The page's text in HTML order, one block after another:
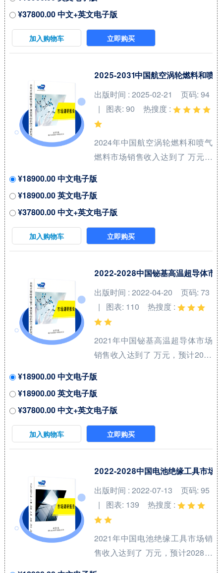
来看，中国市场在过去几年变化
较快，2022年市场规模为 百万美
元，约占全球的 %，预计2029年
将达到 %。 全球水电解制氢催化
Production from Water
Electrolysis）核心厂商包括田中
贵金属集团和庄信万丰等，前两
大厂商占有全球大约7...
¥37800.00 中文+英文电子版
加入购物车 立即购买
2025-2031中国航空涡轮燃料和喷
出版时间 : 2025-02-21
页码: 94
| 图表: 90
热搜度 :
2024年中国航空涡轮燃料和喷气
燃料市场销售收入达到了 万元，
2025-2031期间年复合增长率
(CAGR)为 %。本研究项目旨在梳
理航空涡轮燃料和喷气燃料领域
产品系列，洞悉行业特点、市场
存量空间及增量空间，并结合市
喷气燃料领域内各类竞争者所处
Jet Fuel）和涡轮燃料（Turbine
Fuels）是用于飞机发动机的高性
能燃料，广泛应用于民用和军用
航空。航空喷气燃料是一种专门
为喷气式飞机设计的燃料，...
¥18900.00 中文电子版
¥18900.00 英文电子版
¥37800.00 中文+英文电子版
加入购物车 立即购买
2022-2028中国铋基高温超导体市
出版时间 : 2022-04-20
页码: 73
| 图表: 110
热搜度 :
2021年中国铋基高温超导体市场
销售收入达到了 万元，预计2028
间年复合增长率(CAGR)为 %。中
国市场核心厂商包括Bruker、
Sumitomo Electric Industries、
Fujikura Ltd.和American
Superconductor等，按收入计，
大约 %的市场份额。 从产品产品
重要地位，预计2028年份额将达
到 %。同时就应用来看，冶金业
在2021年份额大约...
¥18900.00 中文电子版
¥18900.00 英文电子版
¥37800.00 中文+英文电子版
加入购物车 立即购买
2022-2028中国电池绝缘工具市场
出版时间 : 2022-07-13
页码: 95
| 图表: 139
热搜度 :
2021年中国电池绝缘工具市场销
售收入达到了 万元，预计2028年